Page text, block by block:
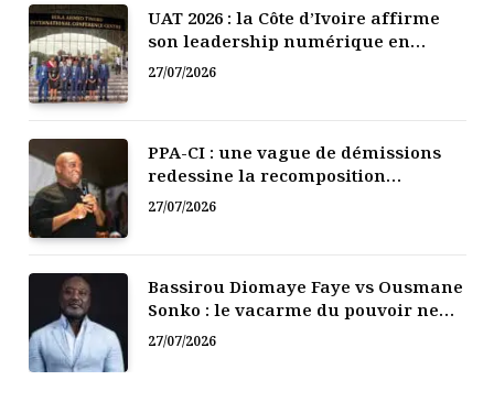
UAT 2026 : la Côte d’Ivoire affirme
son leadership numérique en
Afrique
27/07/2026
PPA-CI : une vague de démissions
redessine la recomposition
politique
27/07/2026
Bassirou Diomaye Faye vs Ousmane
Sonko : le vacarme du pouvoir ne
doit pas faire oublier les liens de la
27/07/2026